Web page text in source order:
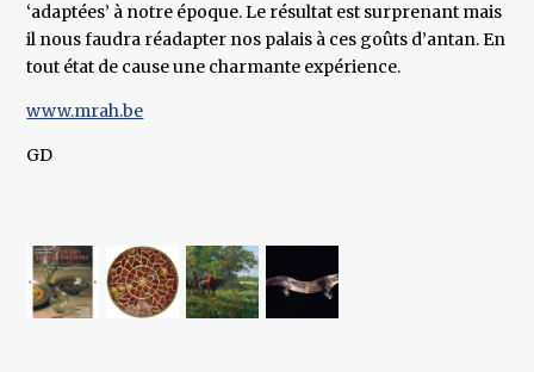
‘adaptées’ à notre époque. Le résultat est surprenant mais
il nous faudra réadapter nos palais à ces goûts d’antan. En
tout état de cause une charmante expérience.
www.mrah.be
GD